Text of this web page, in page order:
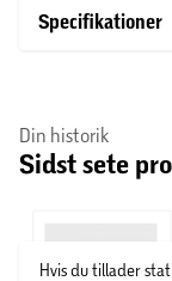
Specifikationer
Din historik
Sidst sete
Hvis du tillader